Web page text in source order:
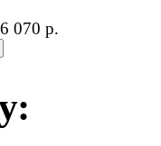
6 070 р.